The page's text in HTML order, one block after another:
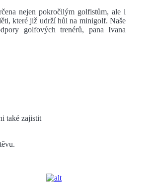
nejen pokročilým golfistům, ale i
které již udrží hůl na minigolf. Naše
golfových trenérů, pana Ivana
také zajistit